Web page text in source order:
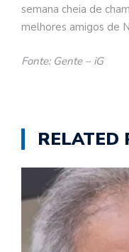
semana cheia de
melhores amigos de
Fonte: Gente – iG
RELATED